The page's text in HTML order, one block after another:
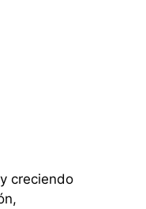
creciendo